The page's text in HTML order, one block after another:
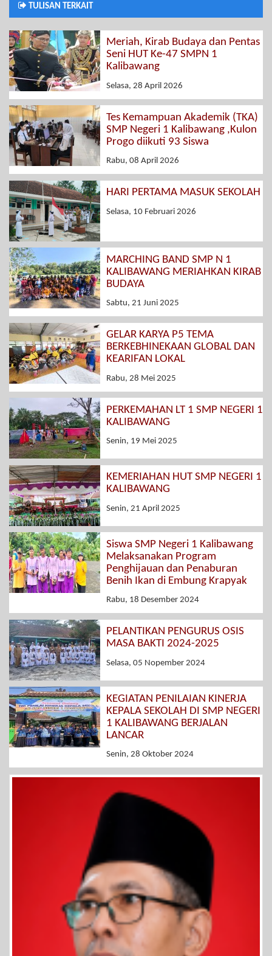
TULISAN TERKAIT
Meriah, Kirab Budaya dan Pentas
Seni HUT Ke-47 SMPN 1
Kalibawang
Selasa, 28 April 2026
Tes Kemampuan Akademik (TKA)
SMP Negeri 1 Kalibawang ,Kulon
Progo diikuti 93 Siswa
Rabu, 08 April 2026
HARI PERTAMA MASUK SEKOLAH
Selasa, 10 Februari 2026
MARCHING BAND SMP N 1
KALIBAWANG MERIAHKAN KIRAB
BUDAYA
Sabtu, 21 Juni 2025
GELAR KARYA P5 TEMA
BERKEBHINEKAAN GLOBAL DAN
KEARIFAN LOKAL
Rabu, 28 Mei 2025
PERKEMAHAN LT 1 SMP NEGERI 1
KALIBAWANG
Senin, 19 Mei 2025
KEMERIAHAN HUT SMP NEGERI 1
KALIBAWANG
Senin, 21 April 2025
Siswa SMP Negeri 1 Kalibawang
Melaksanakan Program
Penghijauan dan Penaburan
Benih Ikan di Embung Krapyak
Rabu, 18 Desember 2024
PELANTIKAN PENGURUS OSIS
MASA BAKTI 2024-2025
Selasa, 05 Nopember 2024
KEGIATAN PENILAIAN KINERJA
KEPALA SEKOLAH DI SMP NEGERI
1 KALIBAWANG BERJALAN
LANCAR
Senin, 28 Oktober 2024